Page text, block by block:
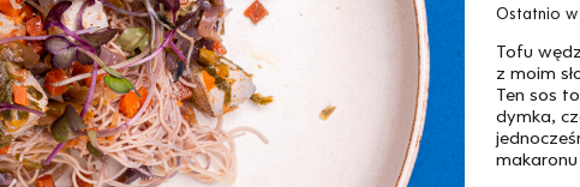
Ostatnio w
Tofu
z moim
Ten sos
dymka,